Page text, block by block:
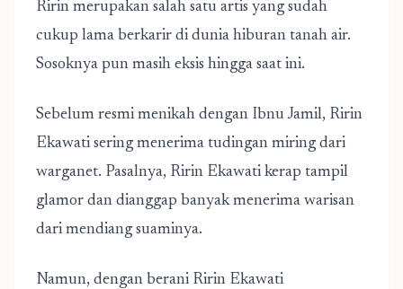
Ririn merupakan salah satu artis yang sudah
cukup lama berkarir di dunia hiburan tanah air.
Sosoknya pun masih eksis hingga saat ini.
Sebelum resmi menikah dengan Ibnu Jamil, Ririn
Ekawati sering menerima tudingan miring dari
warganet. Pasalnya, Ririn Ekawati kerap tampil
glamor dan dianggap banyak menerima warisan
dari mendiang suaminya.
Namun, dengan berani Ririn Ekawati